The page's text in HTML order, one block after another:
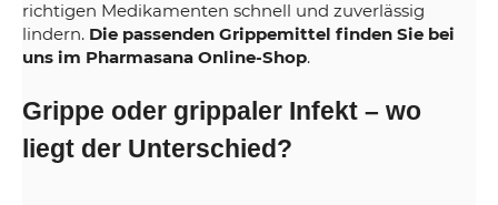
richtigen Medikamenten schnell und zuverlässig
lindern. Die passenden Grippemittel finden Sie bei
uns im Pharmasana Online-Shop.
Grippe oder grippaler Infekt – wo
liegt der Unterschied?